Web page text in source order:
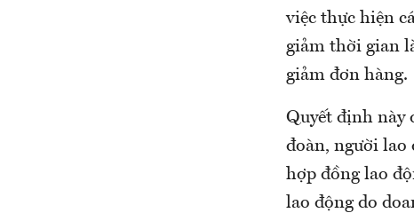
việc thực hiện
giảm thời gian
giảm đơn hàng.
Quyết định này
đoàn, người lao
hợp đồng lao
lao động do